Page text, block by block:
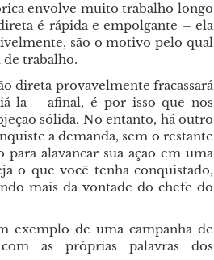
envolve muito trabalho longo
é rápida e empolgante – ela
são o motivo pelo qual
de trabalho.
direta provavelmente fracassará
la – afinal, é por isso que nos
sólida. No entanto, há outro
a demanda, sem o restante
alavancar sua ação em uma
o que você tenha conquistado,
mais da vontade do chefe do
exemplo de uma campanha de
as próprias palavras dos